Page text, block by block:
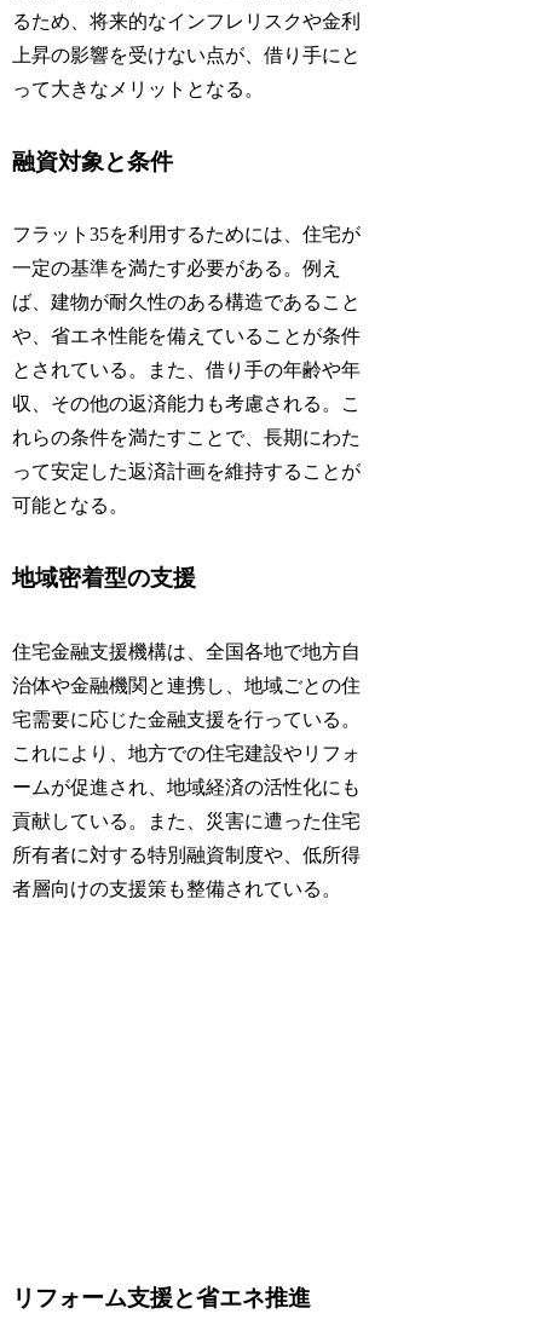
るため、将来的なインフレリスクや金利
上昇の影響を受けない点が、借り手にと
って大きなメリットとなる。
融資対象と条件
フラット35を利用するためには、住宅が
一定の基準を満たす必要がある。例え
ば、建物が耐久性のある構造であること
や、省エネ性能を備えていることが条件
とされている。また、借り手の年齢や年
収、その他の返済能力も考慮される。こ
れらの条件を満たすことで、長期にわた
って安定した返済計画を維持することが
可能となる。
地域密着型の支援
住宅金融支援機構は、全国各地で地方自
治体や金融機関と連携し、地域ごとの住
宅需要に応じた金融支援を行っている。
これにより、地方での住宅建設やリフォ
ームが促進され、地域経済の活性化にも
貢献している。また、災害に遭った住宅
所有者に対する特別融資制度や、低所得
者層向けの支援策も整備されている。
リフォーム支援と省エネ推進